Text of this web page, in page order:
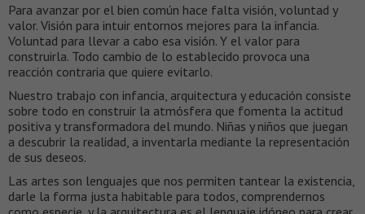
Para avanzar por el bien común hace falta visión, voluntad y
valor. Visión para intuir entornos mejores para la infancia.
Voluntad para llevar a cabo esa visión. Y el valor para
construirla. Todo cambio de lo establecido provoca una
reacción contraria que quiere evitarlo.
Nuestro trabajo con infancia, arquitectura y educación consiste
sobre todo en construir la atmósfera que fomenta la actitud
positiva y transformadora del mundo. Niñas y niños que juegan
a descubrir la realidad, a inventarla mediante la representación
de sus deseos.
Las artes son lenguajes que nos permiten tantear la existencia,
darle la forma justa habitable para todos, comprendernos